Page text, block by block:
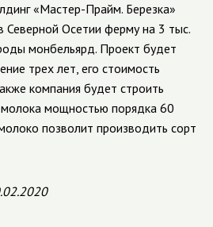
«Мастер-Прайм. Березка»
Северной Осетии ферму на 3 тыс.
монбельярд. Проект будет
трех лет, его стоимость
компания будет строить
мощностью порядка 60
позволит производить сорт